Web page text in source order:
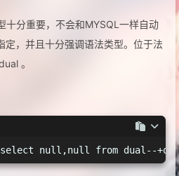
十分重要，不会和MYSQL一样自动
定，并且十分强调语法类型。位于法
。
null,null from dual--+q